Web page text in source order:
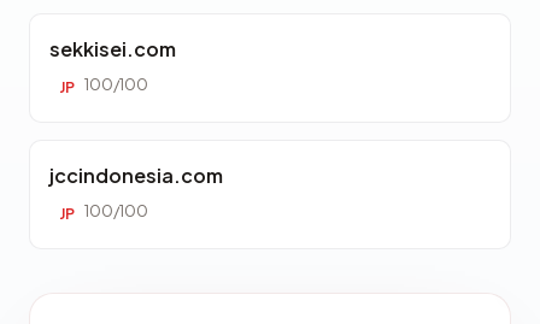
sekkisei.com
JP 100/100
jccindonesia.com
JP 100/100